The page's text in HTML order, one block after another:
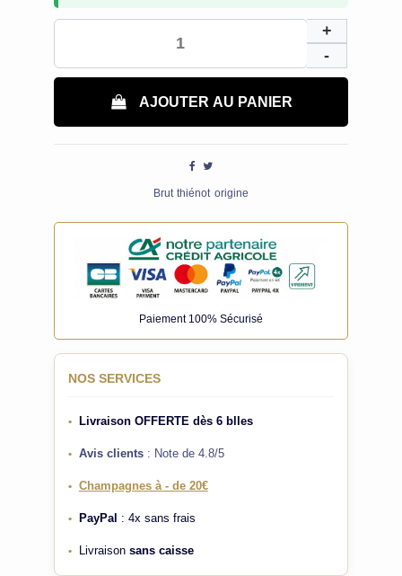
AJOUTER AU PANIER
Brut thiénot origine
Paiement 100% Sécurisé
NOS SERVICES
• Livraison OFFERTE dès 6 blles
• Avis clients: Note de 4.8/5
• Champagnes à - de 20€
• PayPal : 4x sans frais
• Livraison sans caisse